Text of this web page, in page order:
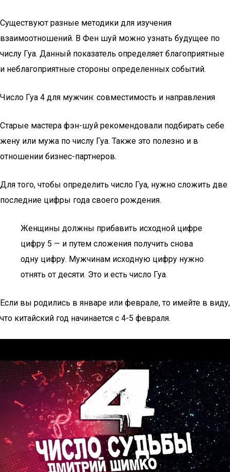
Существуют разные методики для изучения
взаимоотношений. В Фен шуй можно узнать будущее по
числу Гуа. Данный показатель определяет благоприятные
и неблагоприятные стороны определенных событий.
Число Гуа 4 для мужчин: совместимость и направления
Старые мастера фэн-шуй рекомендовали подбирать себе
жену или мужа по числу Гуа. Также это полезно и в
отношении бизнес-партнеров.
Для того, чтобы определить число Гуа, нужно сложить две
последние цифры года своего рождения.
Женщины должны прибавить исходной цифре
цифру 5 — и путем сложения получить снова
одну цифру. Мужчинам исходную цифру нужно
отнять от десяти. Это и есть число Гуа.
Если вы родились в январе или феврале, то имейте в виду,
что китайский год начинается с 4-5 февраля.